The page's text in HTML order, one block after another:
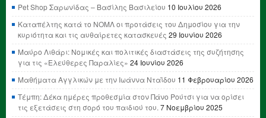
Pet Shop Σαρωνίδας – Βασίλης Βασιλείου 10 Ιουλίου 2026
Καταπέλτης κατά το ΝΟΜΛ οι προτάσεις του Δημοσίου για την
κυριότητα και τις αυθαίρετες κατασκευές 29 Ιουνίου 2026
Μαύρο Λιθάρι: Νομικές και πολιτικές διαστάσεις της συζήτησης
για τις «Ελεύθερες Παραλίες» 24 Ιουνίου 2026
Μαθήματα Αγγλικών με την Ιωάννα Νταΐδου 11 Φεβρουαρίου 2026
Τέμπη: Δέκα ημέρες προθεσμία στον Πάνο Ρούτσι για να ορίσει
τις εξετάσεις στη σορό του παιδιού του. 7 Νοεμβρίου 2025